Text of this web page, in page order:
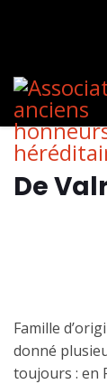
De
Famille
donné
toujours : en